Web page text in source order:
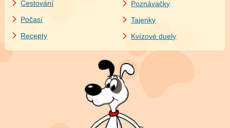
Cestování
Počasí
Recepty
Poznávačky
Tajenky
Kvízové duely